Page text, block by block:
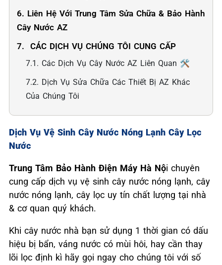
6. Liên Hệ Với Trung Tâm Sửa Chữa & Bảo Hành
Cây Nước AZ
7. ️ CÁC DỊCH VỤ CHÚNG TÔI CUNG CẤP
7.1. Các Dịch Vụ Cây Nước AZ Liên Quan 🛠️
7.2. Dịch Vụ Sửa Chữa Các Thiết Bị AZ Khác
Của Chúng Tôi
Dịch Vụ Vệ Sinh Cây Nước Nóng Lạnh Cây Lọc
Nước
Trung Tâm Bảo Hành Điện Máy Hà Nội chuyên
cung cấp dịch vụ vệ sinh cây nước nóng lạnh, cây
nước nóng lạnh, cây lọc uy tín chất lượng tại nhà
& cơ quan quý khách.
Khi cây nước nhà bạn sử dụng 1 thời gian có dấu
hiệu bị bẩn, váng nước có mùi hôi, hay cần thay
lõi lọc định kì hãy gọi ngay cho chúng tôi với số